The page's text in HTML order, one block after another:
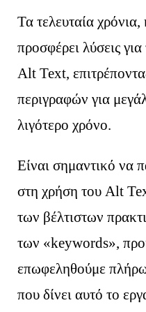
Τα τελευταία
προσφέρει λύσεις
Alt Text,
περιγραφών για
λιγότερο χρόνο.
Είναι σημαντικό να
στη χρήση του Alt
των βέλτιστων
των «keywords»,
επωφεληθούμε
που δίνει αυτό το